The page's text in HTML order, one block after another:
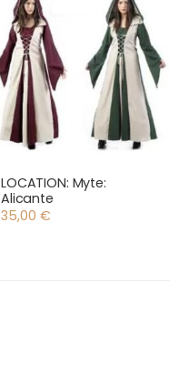
LOCATION: Myte:
Alicante
35,00 €